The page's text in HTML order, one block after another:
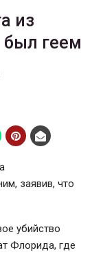
из
был геем
заявив, что
убийство
Флорида, где